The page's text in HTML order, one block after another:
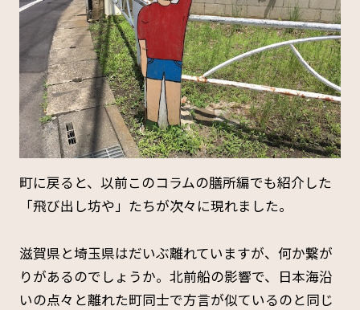
町に戻ると、以前このコラムの膳所編でも紹介した
「飛び出し坊や」たちが次々に現れました。
滋賀県と埼玉県はだいぶ離れていますが、何か繋が
りがあるのでしょうか。北前船の影響で、日本海沿
いの点々と離れた町同士で方言が似ているのと同じ